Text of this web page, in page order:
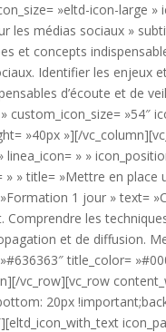
»eltd-icon-large
les médias sociaux »
et concepts
Identifier les enjeux
d’écoute et de
custom_icon_size= »54″
»40px »][/
linea_icon= » »
» title= »Mettre en
1 jour » text=
Comprendre les
et de diffusion.
title_color=
vc_row][vc_row
20px